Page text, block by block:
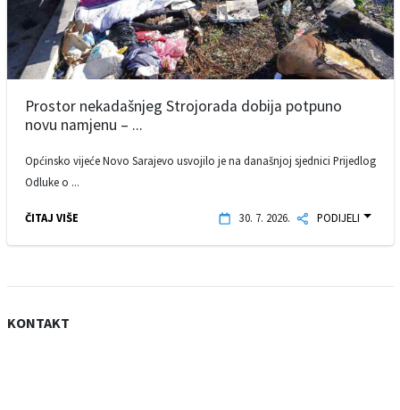
Prostor nekadašnjeg Strojorada dobija potpuno
novu namjenu – ...
Općinsko vijeće Novo Sarajevo usvojilo je na današnjoj sjednici Prijedlog
Odluke o ...
ČITAJ VIŠE 30. 7. 2026. PODIJELI
KONTAKT